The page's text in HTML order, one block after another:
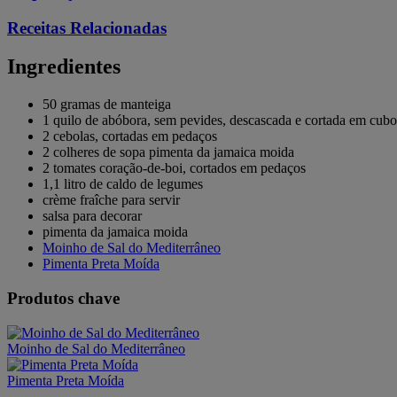
Receitas Relacionadas
Ingredientes
50 gramas de manteiga
1 quilo de abóbora, sem pevides, descascada e cortada em
2 cebolas, cortadas em pedaços
2 colheres de sopa pimenta da jamaica moida
2 tomates coração-de-boi, cortados em pedaços
1,1 litro de caldo de legumes
crème fraîche para servir
salsa para decorar
pimenta da jamaica moida
Moinho de Sal do Mediterrâneo
Pimenta Preta Moída
Produtos chave
Moinho de Sal do Mediterrâneo
Pimenta Preta Moída